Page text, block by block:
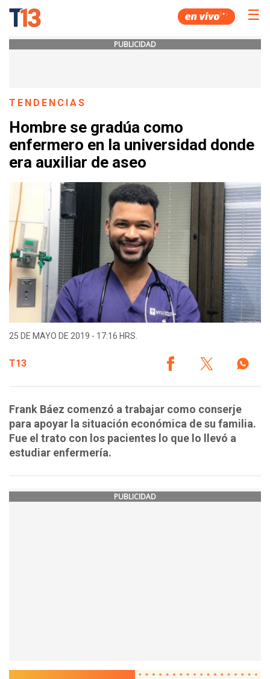
☰
PUBLICIDAD
TENDENCIAS
Hombre se gradúa como
enfermero en la universidad donde
era auxiliar de aseo
25 DE MAYO DE 2019 - 17:16 HRS.
T13
Frank Báez comenzó a trabajar como conserje
para apoyar la situación económica de su familia.
Fue el trato con los pacientes lo que lo llevó a
estudiar enfermería.
PUBLICIDAD